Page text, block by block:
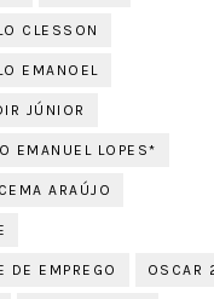
CLESSON
EMANOEL
JÚNIOR
EMANUEL LOPES*
ARAÚJO
DE EMPREGO OSCAR